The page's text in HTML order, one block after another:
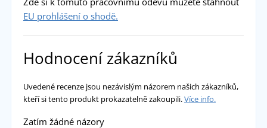
EU prohlášení o shodě.
Hodnocení zákazníků
Uvedené recenze jsou nezávislým názorem našich zákazníků,
kteří si tento produkt prokazatelně zakoupili.Více info.
Zatím žádné názory